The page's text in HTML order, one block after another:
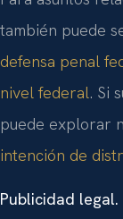
también puede
defensa penal
nivel federal. Si
puede explorar
intención de
Publicidad